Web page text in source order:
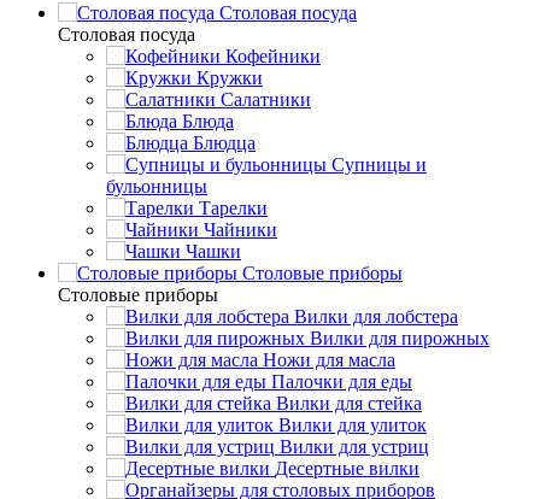
Столовая посуда
Столовая посуда
Кофейники
Кружки
Салатники
Блюда
Блюдца
Супницы и
бульонницы
Тарелки
Чайники
Чашки
Cтоловые приборы
Cтоловые приборы
Вилки для лобстера
Вилки для пирожных
Ножи для масла
Палочки для еды
Вилки для стейка
Вилки для улиток
Вилки для устриц
Десертные вилки